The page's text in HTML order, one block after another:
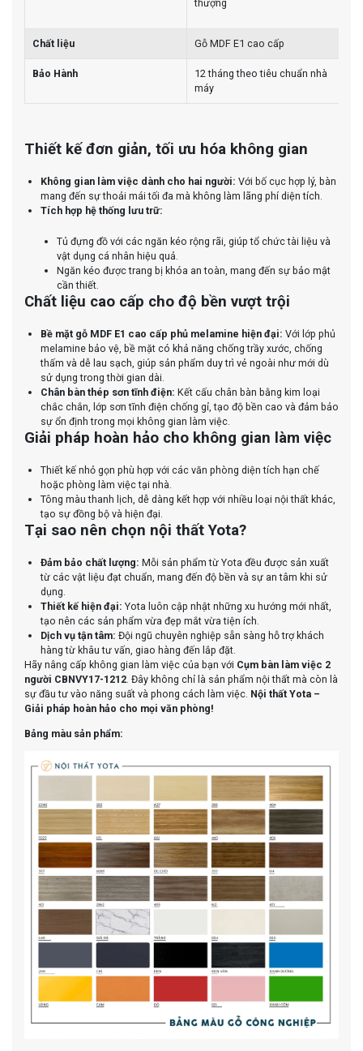
thượng
Chất liệu Gỗ MDF E1 cao cấp
Bảo Hành
12 tháng theo tiêu chuẩn nhà
máy
Thiết kế đơn giản, tối ưu hóa không gian
Không gian làm việc dành cho hai người: Với bố cục hợp lý, bàn
mang đến sự thoải mái tối đa mà không làm lãng phí diện tích.
Tích hợp hệ thống lưu trữ:
Tủ đựng đồ với các ngăn kéo rộng rãi, giúp tổ chức tài liệu và
vật dụng cá nhân hiệu quả.
Ngăn kéo được trang bị khóa an toàn, mang đến sự bảo mật
cần thiết.
Chất liệu cao cấp cho độ bền vượt trội
Bề mặt gỗ MDF E1 cao cấp phủ melamine hiện đại: Với lớp phủ
melamine bảo vệ, bề mặt có khả năng chống trầy xước, chống
thấm và dễ lau sạch, giúp sản phẩm duy trì vẻ ngoài như mới dù
sử dụng trong thời gian dài.
Chân bàn thép sơn tĩnh điện: Kết cấu chân bàn bằng kim loại
chắc chắn, lớp sơn tĩnh điện chống gỉ, tạo độ bền cao và đảm bảo
sự ổn định trong mọi không gian làm việc.
Giải pháp hoàn hảo cho không gian làm việc
Thiết kế nhỏ gọn phù hợp với các văn phòng diện tích hạn chế
hoặc phòng làm việc tại nhà.
Tông màu thanh lịch, dễ dàng kết hợp với nhiều loại nội thất khác,
tạo sự đồng bộ và hiện đại.
Tại sao nên chọn nội thất Yota?
Đảm bảo chất lượng: Mỗi sản phẩm từ Yota đều được sản xuất
từ các vật liệu đạt chuẩn, mang đến độ bền và sự an tâm khi sử
dụng.
Thiết kế hiện đại: Yota luôn cập nhật những xu hướng mới nhất,
tạo nên các sản phẩm vừa đẹp mắt vừa tiện ích.
Dịch vụ tận tâm: Đội ngũ chuyên nghiệp sẵn sàng hỗ trợ khách
hàng từ khâu tư vấn, giao hàng đến lắp đặt.
Hãy nâng cấp không gian làm việc của bạn với Cụm bàn làm việc 2
người CBNVY17-1212. Đây không chỉ là sản phẩm nội thất mà còn là
sự đầu tư vào năng suất và phong cách làm việc. Nội thất Yota –
Giải pháp hoàn hảo cho mọi văn phòng!
Bảng màu sản phẩm: